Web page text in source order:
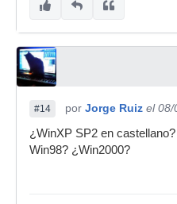
#14 por Jorge Ruiz el 08/
¿WinXP SP2 en
Win98? ¿Win2000?